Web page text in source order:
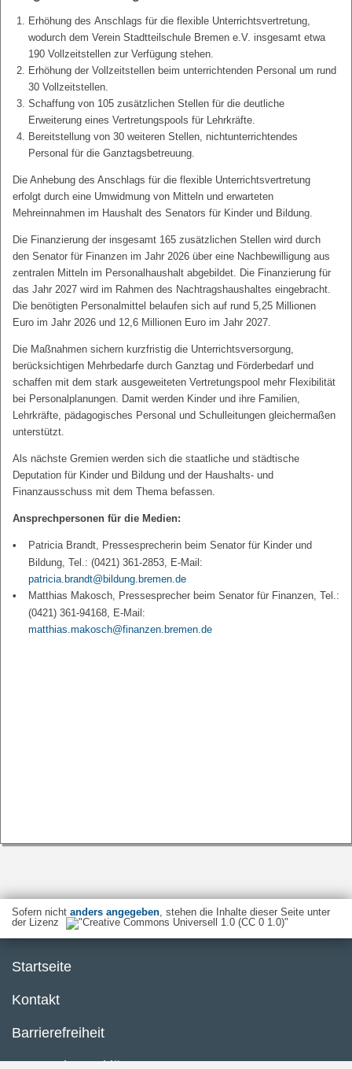
Erhöhung des Anschlags für die flexible Unterrichtsvertretung,
wodurch dem Verein Stadtteilschule Bremen e.V. insgesamt etwa
190 Vollzeitstellen zur Verfügung stehen.
Erhöhung der Vollzeitstellen beim unterrichtenden Personal um rund
30 Vollzeitstellen.
Schaffung von 105 zusätzlichen Stellen für die deutliche
Erweiterung eines Vertretungspools für Lehrkräfte.
Bereitstellung von 30 weiteren Stellen, nichtunterrichtendes
Personal für die Ganztagsbetreuung.
Die Anhebung des Anschlags für die flexible Unterrichtsvertretung
erfolgt durch eine Umwidmung von Mitteln und erwarteten
Mehreinnahmen im Haushalt des Senators für Kinder und Bildung.
Die Finanzierung der insgesamt 165 zusätzlichen Stellen wird durch
den Senator für Finanzen im Jahr 2026 über eine Nachbewilligung aus
zentralen Mitteln im Personalhaushalt abgebildet. Die Finanzierung für
das Jahr 2027 wird im Rahmen des Nachtragshaushaltes eingebracht.
Die benötigten Personalmittel belaufen sich auf rund 5,25 Millionen
Euro im Jahr 2026 und 12,6 Millionen Euro im Jahr 2027.
Die Maßnahmen sichern kurzfristig die Unterrichtsversorgung,
berücksichtigen Mehrbedarfe durch Ganztag und Förderbedarf und
schaffen mit dem stark ausgeweiteten Vertretungspool mehr Flexibilität
bei Personalplanungen. Damit werden Kinder und ihre Familien,
Lehrkräfte, pädagogisches Personal und Schulleitungen gleichermaßen
unterstützt.
Als nächste Gremien werden sich die staatliche und städtische
Deputation für Kinder und Bildung und der Haushalts- und
Finanzausschuss mit dem Thema befassen.
Ansprechpersonen für die Medien:
Patricia Brandt, Pressesprecherin beim Senator für Kinder und
Bildung, Tel.: (0421) 361-2853, E-Mail:
patricia.brandt@bildung.bremen.de
Matthias Makosch, Pressesprecher beim Senator für Finanzen, Tel.:
(0421) 361-94168, E-Mail:
matthias.makosch@finanzen.bremen.de
Sofern nicht anders angegeben, stehen die Inhalte dieser Seite unter
der Lizenz
Startseite
Kontakt
Barrierefreiheit
Datenschutzerklärung